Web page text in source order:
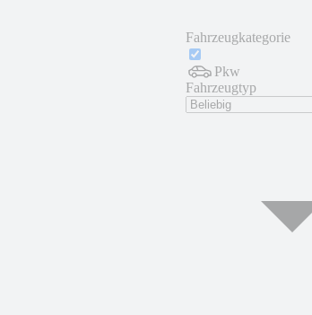
Fahrzeugkategorie
Pkw
Fahrzeugtyp